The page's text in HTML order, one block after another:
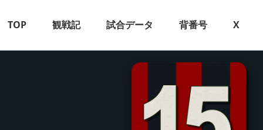
TOP 観戦記 試合データ 背番号 X